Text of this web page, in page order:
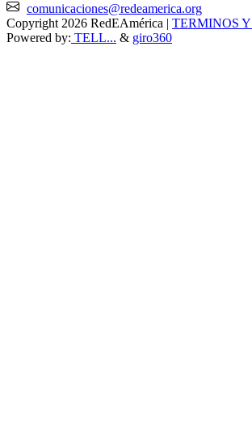
comunicaciones@redeamerica.org
Copyright 2026 RedEAmérica | TERMINOS
Powered by: TELL... & giro360